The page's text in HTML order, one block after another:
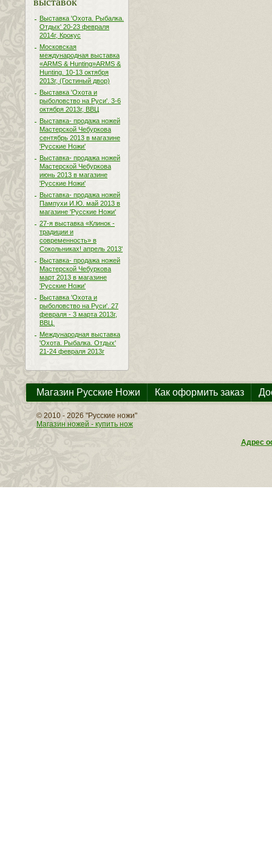
Выставка 'Охота. Рыбалка.
Отдых' 20-23 февраля
2014г, Крокус
Московская
международная выставка
«ARMS & Hunting»ARMS &
Hunting. 10-13 октября
2013г, (Гостиный двор)
Выставка 'Охота и
рыболовство на Руси'. 3-6
октября 2013г, ВВЦ
Выставка- продажа ножей
Мастерской Чебуркова
сентябрь 2013 в магазине
'Русские Ножи'
Выставка- продажа ножей
Мастерской Чебуркова
июнь 2013 в магазине
'Русские Ножи'
Выставка- продажа ножей
Пампухи И.Ю. май 2013 в
магазине 'Русские Ножи'
27-я выставка «Клинок -
традиции и
современность» в
Сокольниках! апрель 2013'
Выставка- продажа ножей
Мастерской Чебуркова
март 2013 в магазине
'Русские Ножи'
Выставка 'Охота и
рыболовство на Руси'. 27
февраля - 3 марта 2013г,
ВВЦ.
Международная выставка
'Охота. Рыбалка. Отдых'
21-24 февраля 2013г
Магазин Русские Ножи Как оформить заказ
© 2010 - 2026 "Русские ножи"
Магазин ножей - купить нож
Адрес